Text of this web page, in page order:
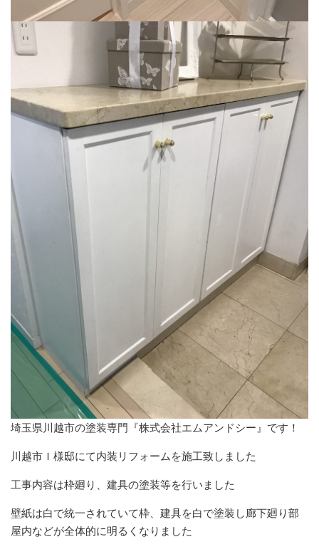
埼玉県川越市の塗装専門『株式会社エムアンドシー』です！
川越市Ｉ様邸にて内装リフォームを施工致しました
工事内容は枠廻り、建具の塗装等を行いました
壁紙は白で統一されていて枠、建具を白で塗装し廊下廻り部
屋内などが全体的に明るくなりました